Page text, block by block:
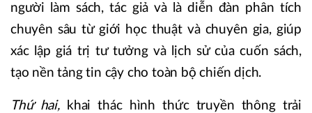
người làm sách, tác giả và là diễn đàn phân tích
chuyên sâu từ giới học thuật và chuyên gia, giúp
xác lập giá trị tư tưởng và lịch sử của cuốn sách,
tạo nền tảng tin cậy cho toàn bộ chiến dịch.
Thứ hai,khai thác hình thức truyền thông trải